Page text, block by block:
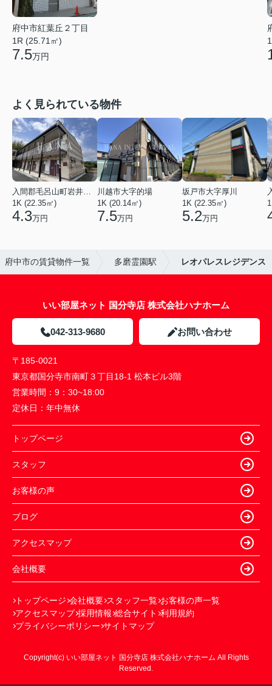
府中市紅葉丘２丁目
1R (25.71㎡)
7.5万円
よく見られている物件
入間郡毛呂山町岩井西１丁目
1K (22.35㎡)
4.3万円
川越市大字的場
1K (20.14㎡)
7.5万円
坂戸市大字厚川
1K (22.35㎡)
5.2万円
府中市の賃貸物件一覧 多磨霊園駅 レオパレスレジデンス
いい部屋ネット 国分寺店 株式会社ハナホーム
042-313-9680 お問い合わせ
〒185-0021
東京都国分寺市南町３丁目18-1 松本ビル3階
営業時間： 9：30~18:00
定休日： 年中無休
トップページ
スタッフ
お客様の声
ブログ
アクセスマップ
会社概要
トップページ 会社概要 スタッフ一覧 お客様の声一覧
アクセスマップ 採用情報 総合サイト 利用規約
プライバシーポリシー サイトマップ
Copyright(c) いい部屋ネット 国分寺店 株式会社ハナホーム All Rights
Reserved.